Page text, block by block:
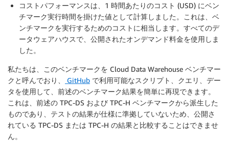
コストパフォーマンスは、1 時間あたりのコスト (USD) にベン
チマーク実行時間を掛けた値として計算しました。これは、ベ
ンチマークを実行するためのコストに相当します。すべてのデ
ータウェアハウスで、公開されたオンデマンド料金を使用しま
した。
私たちは、このベンチマークを Cloud Data Warehouse ベンチマー
クと呼んでおり、
GitHub で利用可能なスクリプト、クエリ、デー
タを使用して、前述のベンチマーク結果を簡単に再現できます。
これは、前述の TPC-DS および TPC-H ベンチマークから派生した
ものであり、テストの結果が仕様に準拠していないため、公開さ
れている TPC-DS または TPC-H の結果と比較することはできませ
ん。